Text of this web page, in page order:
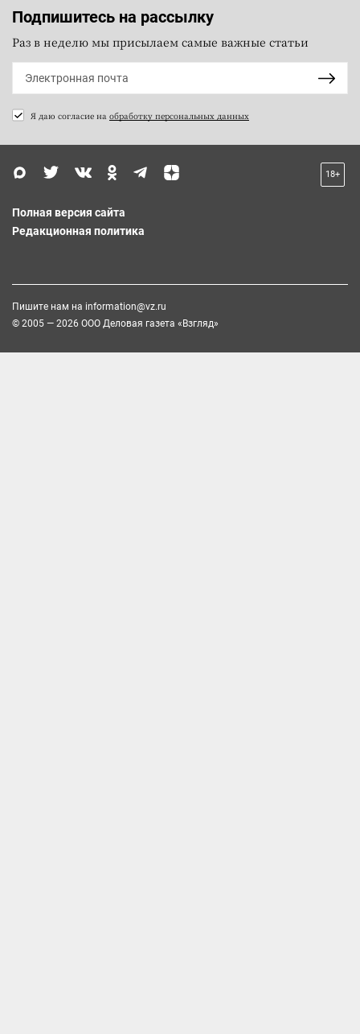
Подпишитесь на рассылку
Раз в неделю мы присылаем самые важные статьи
Я даю согласие на обработку персональных данных
18+
Полная версия сайта
Редакционная политика
Пишите нам на information@vz.ru
© 2005 — 2026 ООО Деловая газета «Взгляд»